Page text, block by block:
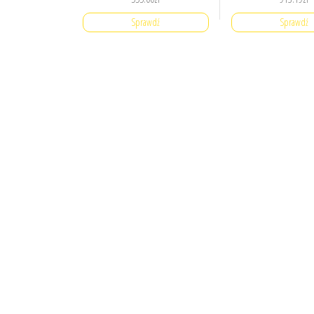
Sprawdź Sprawdź